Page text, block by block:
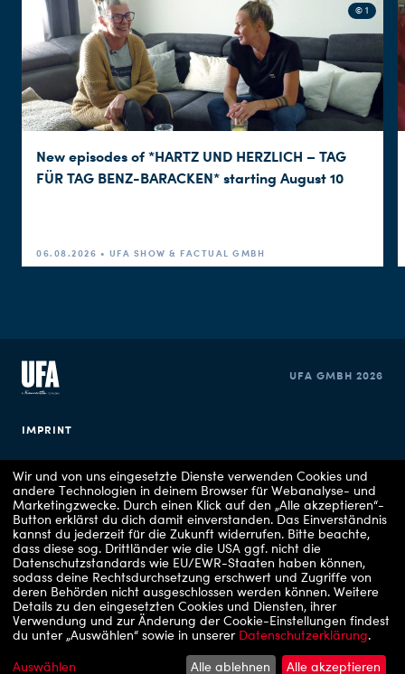
© 1
New episodes of *HARTZ UND HERZLICH – TAG
FÜR TAG BENZ-BARACKEN* starting August 10
06.08.2026 • UFA SHOW & FACTUAL GMBH
IMPRINT
COOKIE CONSENT
UFA GMBH 2026
Copyrights: 1 - RTLZWEI / UFA Show & Factual, 2 - VOX / UFA Show & Factual, 3 -
Apple TV, 6 - RTLZWEI
Wir und von uns eingesetzte Dienste verwenden Cookies und
andere Technologien in deinem Browser für Webanalyse- und
Marketingzwecke. Durch einen Klick auf den „Alle akzeptieren“-
Button erklärst du dich damit einverstanden. Das Einverständnis
kannst du jederzeit für die Zukunft widerrufen. Bitte beachte,
dass diese sog. Drittländer wie die USA ggf. nicht die
Datenschutzstandards wie EU/EWR-Staaten haben können,
sodass deine Rechtsdurchsetzung erschwert und Zugriffe von
deren Behörden nicht ausgeschlossen werden können. Weitere
Details zu den eingesetzten Cookies und Diensten, ihrer
Verwendung und zur Änderung der Cookie-Einstellungen findest
du unter „Auswählen“ sowie in unserer Datenschutzerklärung.
Auswählen Alle ablehnen Alle akzeptieren